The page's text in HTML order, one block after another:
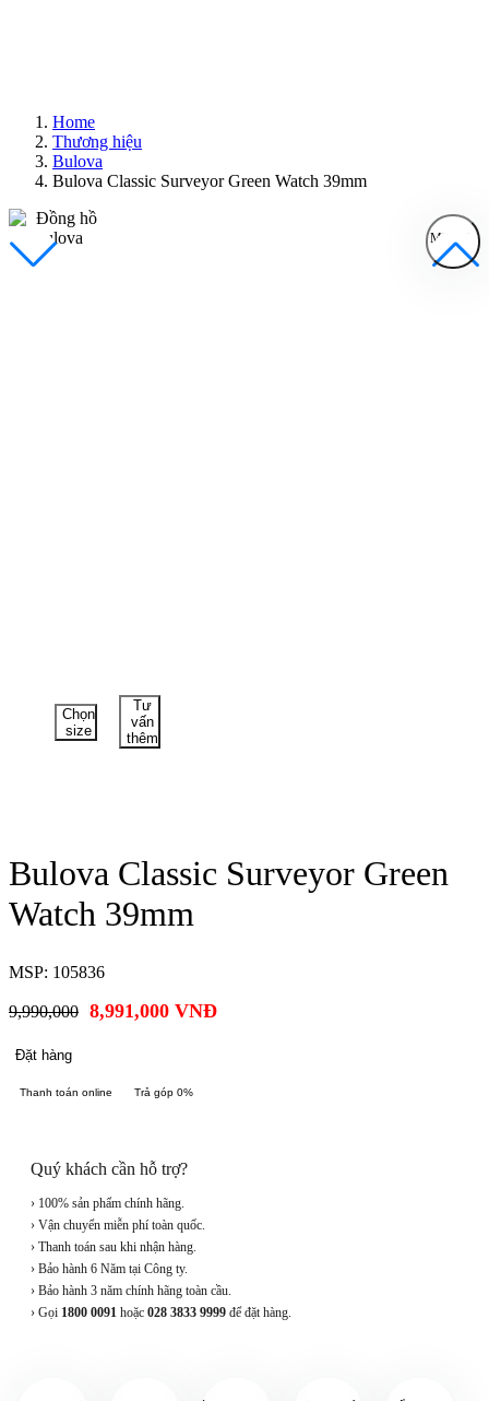
Home
Thương hiệu
Bulova
Bulova Classic Surveyor Green Watch 39mm
MENU
Đồng Hồ Nam
Chọn
size
Tư
vấn
thêm
Bulova Classic Surveyor Green
Watch 39mm
MSP: 105836
9,990,000 8,991,000 VNĐ
Đặt hàng
Thanh toán online Trả góp 0%
Quý khách cần hỗ trợ?
› 100% sản phẩm chính hãng.
› Vận chuyển miễn phí toàn quốc.
› Thanh toán sau khi nhận hàng.
› Bảo hành 6 Năm tại Công ty.
› Bảo hành 3 năm chính hãng toàn cầu.
› Gọi 1800 0091 hoặc 028 3833 9999 để đặt hàng.